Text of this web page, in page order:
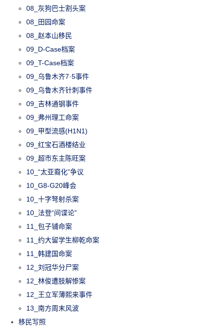
08_灰狗巴士割头案
08_田园命案
08_赵本山移民
09_D-Case档案
09_T-Case档案
09_乌鲁木齐7·5事件
09_乌鲁木齐针刺事件
09_吉林通钢事件
09_弗州理工命案
09_甲型流感(H1N1)
09_红宝石酒楼结业
09_超市东主陈旺案
10_“太亚裔化”争议
10_G8-G20峰会
10_十字弩射杀案
10_法登“间谍论”
11_包子铺命案
11_约大留学生柳乾命案
11_韩建国命案
12_刘冠华分尸案
12_林俊遭肢解惨案
12_王立军薄熙来事件
13_南方周末风波
移民写照